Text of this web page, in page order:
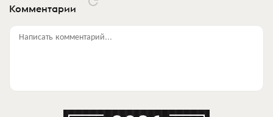
Комментарии
Написать комментарий...